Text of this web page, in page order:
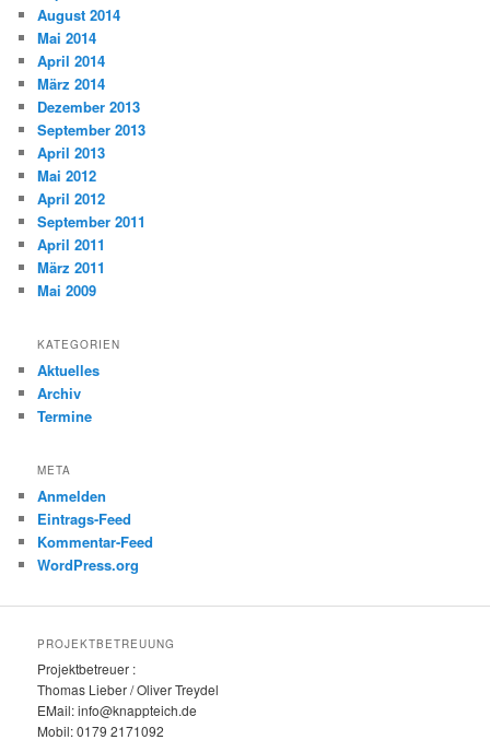
August 2014
Mai 2014
April 2014
März 2014
Dezember 2013
September 2013
April 2013
Mai 2012
April 2012
September 2011
April 2011
März 2011
Mai 2009
KATEGORIEN
Aktuelles
Archiv
Termine
META
Anmelden
Eintrags-Feed
Kommentar-Feed
WordPress.org
PROJEKTBETREUUNG
Projektbetreuer :
Thomas Lieber / Oliver Treydel
EMail: info@knappteich.de
Mobil: 0179 2171092